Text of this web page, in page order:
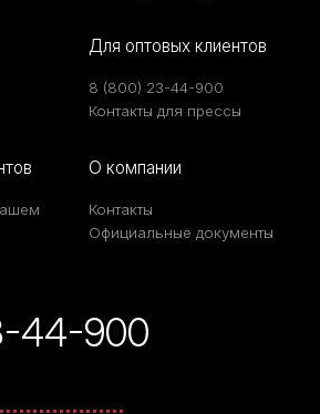
Для оптовых клиентов
8 (800) 23-44-900
Контакты для прессы
О компании
Контакты
Официальные документы
44-900